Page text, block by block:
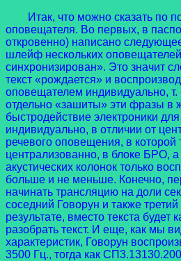
Итак, что можно сказать по
оповещателя. Во первых, в
откровенно) написано
шлейф нескольких
синхронизирован». Это значит
текст «рождается» и
оповещателем индивидуально,
отдельно «зашиты» эти фразы в
быстродействие электроники
индивидуально, в отличии от
речевого оповещения, в которой
централизованно, в блоке БРО,
акустических колонок только
больше и не меньше. Конечно,
начинать трансляцию на доли
соседний Говорун и также
результате, вместо текста
разобрать текст. И еще, как мы
характеристик, Говорун
3500 Гц., тогда как